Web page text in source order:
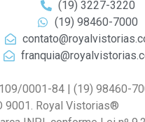
(19) 3227-3220
(19) 98460-7000
0001-84 | (19) 98460-
9001. Royal Vistorias®